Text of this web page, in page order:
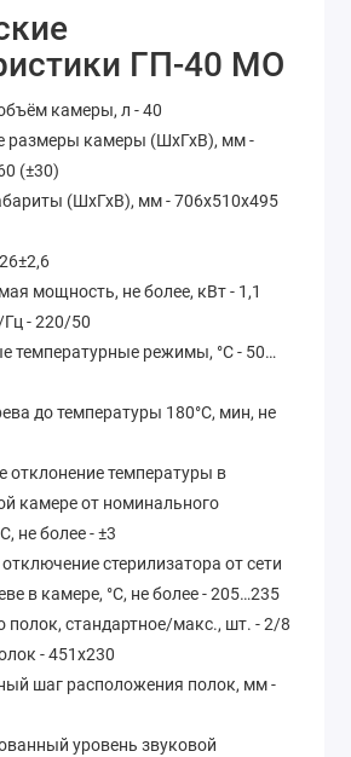
ГП-40 МО
камеры, л - 40
размеры камеры (ШхГхВ), мм -
(±30)
(ШхГхВ), мм - 706х510х495
мощность, не более, кВт - 1,1
- 220/50
температурные режимы, °С - 50…
до температуры 180°С, мин, не
отклонение температуры в
камере от номинального
не более - ±3
стерилизатора от сети
в камере, °С, не более - 205…235
полок, стандартное/макс., шт. - 2/8
- 451х230
шаг расположения полок, мм -
уровень звуковой